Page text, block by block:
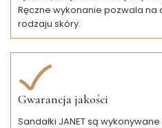
Ręczne wykonanie pozwala na
rodzaju skóry.
Gwarancja jakości
Sandałki JANET są